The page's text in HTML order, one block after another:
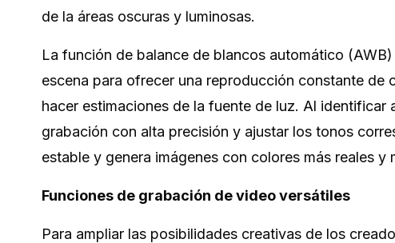
de la áreas oscuras y luminosas.
La función de balance de blancos automático
escena para ofrecer una reproducción constante
hacer estimaciones de la fuente de luz. Al
grabación con alta precisión y ajustar los tonos
estable y genera imágenes con colores más reales
Funciones de grabación de video versátiles
Para ampliar las posibilidades creativas de los